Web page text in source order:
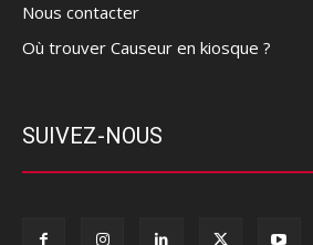
Nous contacter
Où trouver Causeur en kiosque ?
SUIVEZ-NOUS